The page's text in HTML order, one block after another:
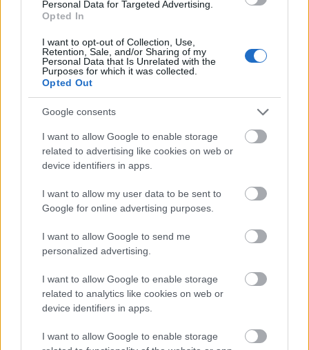
Personal Data for Targeted Advertising.
Opted In
I want to opt-out of Collection, Use,
Retention, Sale, and/or Sharing of my
Personal Data that Is Unrelated with the
Purposes for which it was collected.
Opted Out
Google consents
I want to allow Google to enable storage
related to advertising like cookies on web or
device identifiers in apps.
I want to allow my user data to be sent to
Google for online advertising purposes.
I want to allow Google to send me
personalized advertising.
I want to allow Google to enable storage
related to analytics like cookies on web or
device identifiers in apps.
I want to allow Google to enable storage
Dette er terminlista for Ski Classics Pro Tour
Event 1: 14. desember, Bad Gastein ITT
Event 2: 15. desember, Bad Gastein Criterium
Event 3: 11. januar, 3 Zinnen Ski Marathon
Event 4: 12. januar, La Venosta ITT Kapron-
Melago
Event 5: 18. januar, Engadin La Diagonela
Event 6: 26. januar, Marcialonga (Grand Classic)
Event 7: 9. februar, Jizerská50 (Grand Classic)
Event 9: 16. februar Grönklitt ITT
Event 10: 2. mars, Vasaloppet (Grand Classic)
Event 11: 15. mars, Birkebeinerrennet (Grand
Event 13: 29. mars, Reistadløpet
Event 14: 30. mars, Grand Finale Summit 2 Senja
Se også:Rekordmange kvinnelige Pro Team-